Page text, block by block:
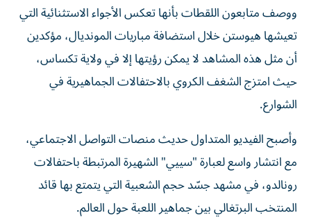
ووصف متابعون اللقطات بأنها تعكس الأجواء الاستثنائية التي
تعيشها هيوستن خلال استضافة مباريات المونديال، مؤكدين
أن مثل هذه المشاهد لا يمكن رؤيتها إلا في ولاية تكساس،
حيث امتزج الشغف الكروي بالاحتفالات الجماهيرية في
الشوارع.
وأصبح الفيديو المتداول حديث منصات التواصل الاجتماعي،
مع انتشار واسع لعبارة "سييي" الشهيرة المرتبطة باحتفالات
رونالدو، في مشهد جسّد حجم الشعبية التي يتمتع بها قائد
المنتخب البرتغالي بين جماهير اللعبة حول العالم.